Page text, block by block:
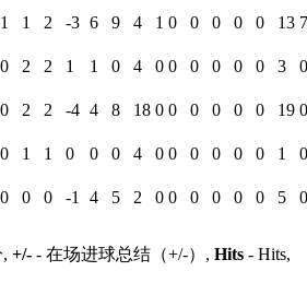
1 1 2 -3 6 9 4 1 0 0 0 0 0 13
0 2 2 1 1 0 4 0 0 0 0 0 0 3
0 2 2 -4 4 8 18 0 0 0 0 0 0 19
0 1 1 0 0 0 4 0 0 0 0 0 0 1
0 0 0 -1 4 5 2 0 0 0 0 0 0 5
+/- - 在场进球总结（+/-）, Hits - Hits,